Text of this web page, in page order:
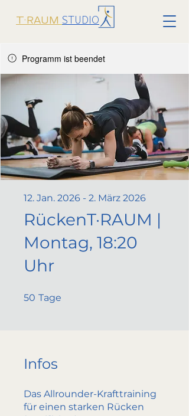
T·RAUM STUDIO
Programm ist beendet
RückenT·RAUM |
Montag, 18:20
Uhr
12. Jan. 2026 - 2. März 2026
50 Tage
Infos
Das Allrounder-Krafttraining
für einen starken Rücken